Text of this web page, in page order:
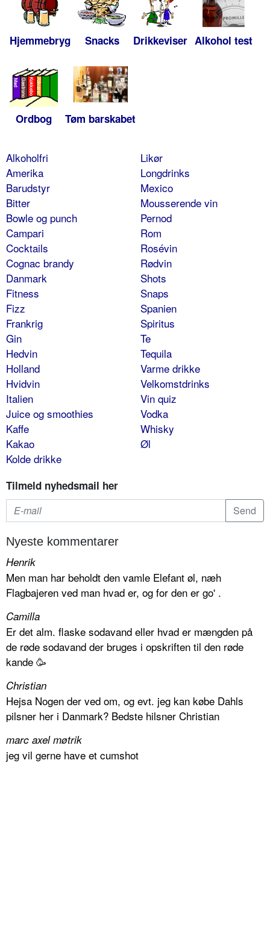
Hjemmebryg Snacks Drikkeviser Alkohol test
Ordbog Tøm barskabet
Alkoholfri
Amerika
Barudstyr
Bitter
Bowle og punch
Campari
Cocktails
Cognac brandy
Danmark
Fitness
Fizz
Frankrig
Gin
Hedvin
Holland
Hvidvin
Italien
Juice og smoothies
Kaffe
Kakao
Kolde drikke
Likør
Longdrinks
Mexico
Mousserende vin
Pernod
Rom
Rosévin
Rødvin
Shots
Snaps
Spanien
Spiritus
Te
Tequila
Varme drikke
Velkomstdrinks
Vin quiz
Vodka
Whisky
Øl
Tilmeld nyhedsmail her
Nyeste kommentarer
Henrik
Men man har beholdt den vamle Elefant øl, næh
Flagbajeren ved man hvad er, og for den er go' .
Camilla
Er det alm. flaske sodavand eller hvad er mængden på
de røde sodavand der bruges i opskriften til den røde
kande 🥳
Christian
Hejsa Nogen der ved om, og evt. jeg kan købe Dahls
pilsner her i Danmark? Bedste hilsner Christian
marc axel møtrik
jeg vil gerne have et cumshot